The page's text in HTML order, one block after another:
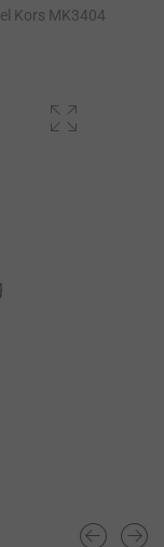
Kors MK3404